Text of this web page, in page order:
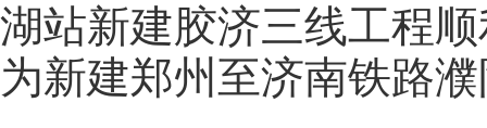
湖站新建胶济三线工程
为新建郑州至济南铁路